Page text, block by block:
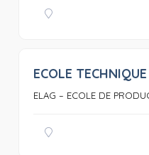
ECOLE
ELAG – ECOLE DE